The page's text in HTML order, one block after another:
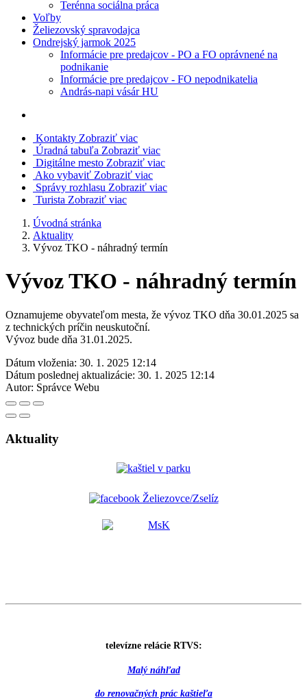
Terénna sociálna práca
Voľby
Želiezovský spravodajca
Ondrejský jarmok 2025
Informácie pre predajcov - PO a FO oprávnené na
podnikanie
Informácie pre predajcov - FO nepodnikatelia
András-napi vásár HU
Kontakty Zobraziť viac
Úradná tabuľa Zobraziť viac
Digitálne mesto Zobraziť viac
Ako vybaviť Zobraziť viac
Správy rozhlasu Zobraziť viac
Turista Zobraziť viac
Úvodná stránka
Aktuality
Vývoz TKO - náhradný termín
Vývoz TKO - náhradný termín
Oznamujeme obyvateľom mesta, že vývoz TKO dňa 30.01.2025 sa
z technických príčin neuskutoční.
Vývoz bude dňa 31.01.2025.
Dátum vloženia: 30. 1. 2025 12:14
Dátum poslednej aktualizácie: 30. 1. 2025 12:14
Autor: Správce Webu
Aktuality
televízne relácie RTVS:
Malý náhľad
do renovačných prác kaštieľa